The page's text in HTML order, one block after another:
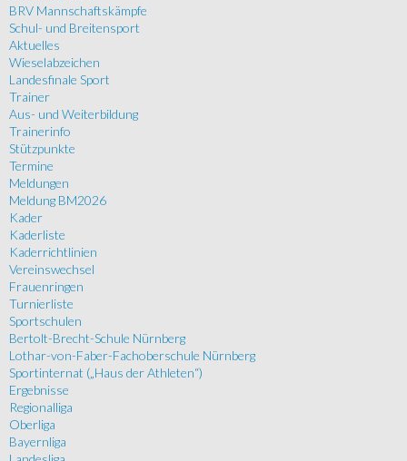
BRV Mannschaftskämpfe
Schul- und Breitensport
Aktuelles
Wieselabzeichen
Landesfinale Sport
Trainer
Aus- und Weiterbildung
Trainerinfo
Stützpunkte
Termine
Meldungen
Meldung BM2026
Kader
Kaderliste
Kaderrichtlinien
Vereinswechsel
Frauenringen
Turnierliste
Sportschulen
Bertolt-Brecht-Schule Nürnberg
Lothar-von-Faber-Fachoberschule Nürnberg
Sportinternat („Haus der Athleten“)
Ergebnisse
Regionalliga
Oberliga
Bayernliga